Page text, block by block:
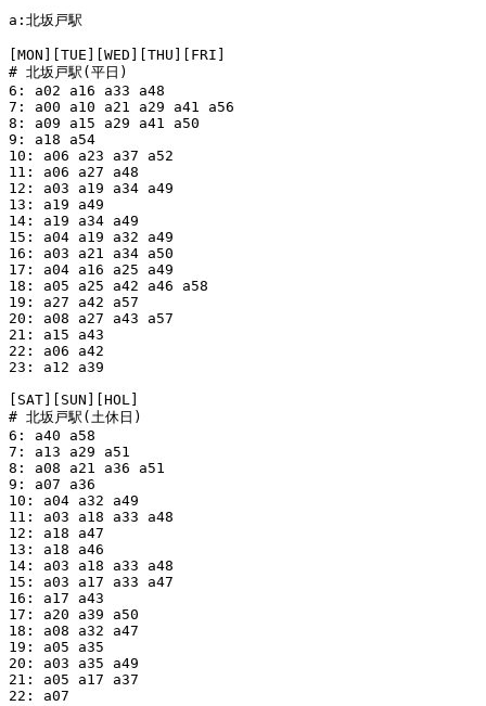
a:北坂戸駅
[MON][TUE][WED][THU][FRI]
# 北坂戸駅(平日)
6: a02 a16 a33 a48
7: a00 a10 a21 a29 a41 a56
8: a09 a15 a29 a41 a50
9: a18 a54
10: a06 a23 a37 a52
11: a06 a27 a48
12: a03 a19 a34 a49
13: a19 a49
14: a19 a34 a49
15: a04 a19 a32 a49
16: a03 a21 a34 a50
17: a04 a16 a25 a49
18: a05 a25 a42 a46 a58
19: a27 a42 a57
20: a08 a27 a43 a57
21: a15 a43
22: a06 a42
23: a12 a39
[SAT][SUN][HOL]
# 北坂戸駅(土休日)
6: a40 a58
7: a13 a29 a51
8: a08 a21 a36 a51
9: a07 a36
10: a04 a32 a49
11: a03 a18 a33 a48
12: a18 a47
13: a18 a46
14: a03 a18 a33 a48
15: a03 a17 a33 a47
16: a17 a43
17: a20 a39 a50
18: a08 a32 a47
19: a05 a35
20: a03 a35 a49
21: a05 a17 a37
22: a07